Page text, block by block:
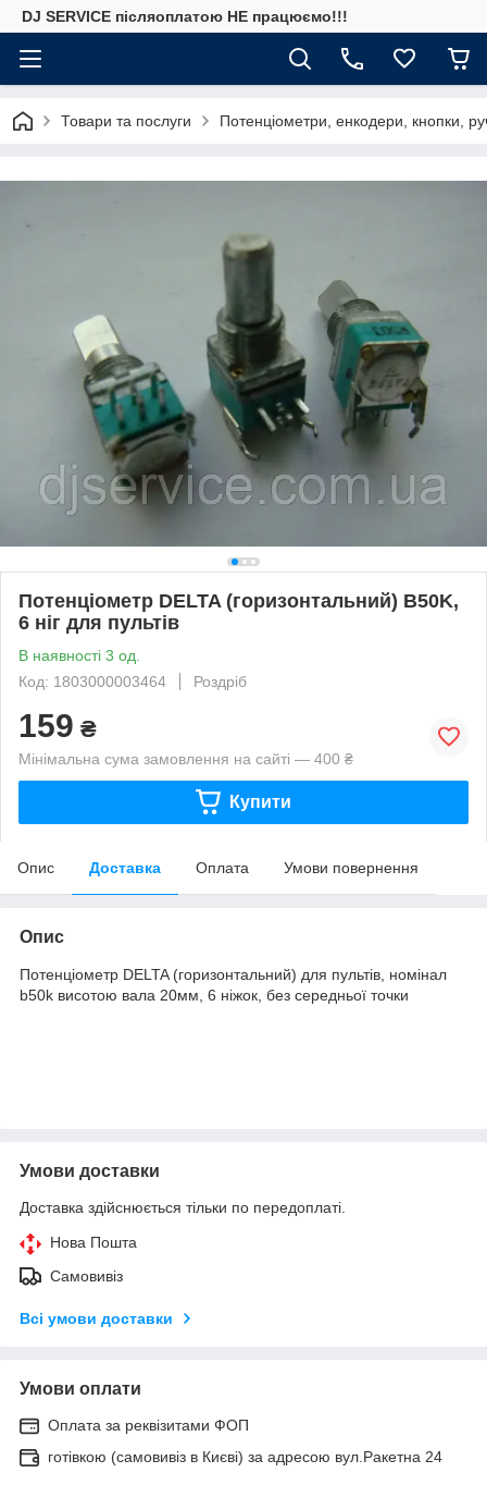
DJ SERVICE пiсляоплатою НЕ працюємо!!!
Товари та послуги Потенціометри, енкодери, кнопки,
Потенціометр DELTA (горизонтальний) B50K,
6 ніг для пультів
В наявності 3 од.
Код: 1803000003464
Роздріб
159 ₴
Мінімальна сума замовлення на сайті — 400 ₴
Купити
Опис Доставка Оплата Умови повернення
Опис
Потенціометр DELTA (горизонтальний) для пультів, номінал
b50k висотою вала 20мм, 6 ніжок, без середньої точки
Умови доставки
Доставка здійснюється тільки по передоплаті.
Нова Пошта
Самовивіз
Всі умови доставки
Умови оплати
Оплата за реквізитами ФОП
готівкою (самовивіз в Києві) за адресою вул.Ракетна 24